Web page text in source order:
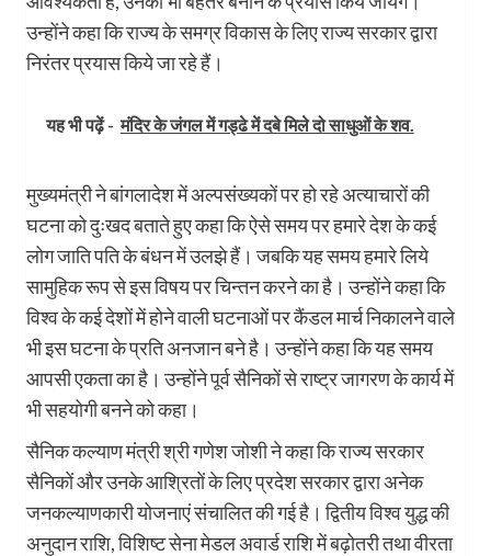
उन्होंने कहा कि राज्य के समग्र विकास के लिए राज्य सरकार द्वारा
निरंतर प्रयास किये जा रहे हैं।
यह भी पढ़ें - मंदिर के जंगल में गड्ढे में दबे मिले दो साधुओं के शव.
मुख्यमंत्री ने बांगलादेश में अल्पसंख्यकों पर हो रहे अत्याचारों की
घटना को दुःखद बताते हुए कहा कि ऐसे समय पर हमारे देश के कई
लोग जाति पति के बंधन में उलझे हैं। जबकि यह समय हमारे लिये
सामुहिक रूप से इस विषय पर चिन्तन करने का है। उन्होंने कहा कि
विश्व के कई देशों में होने वाली घटनाओं पर कैंडल मार्च निकालने वाले
भी इस घटना के प्रति अनजान बने है। उन्होंने कहा कि यह समय
आपसी एकता का है। उन्होंने पूर्व सैनिकों से राष्ट्र जागरण के कार्य में
भी सहयोगी बनने को कहा।
सैनिक कल्याण मंत्री श्री गणेश जोशी ने कहा कि राज्य सरकार
सैनिकों और उनके आश्रितों के लिए प्रदेश सरकार द्वारा अनेक
जनकल्याणकारी योजनाएं संचालित की गई है। द्वितीय विश्व युद्ध की
अनुदान राशि, विशिष्ट सेना मेडल अवार्ड राशि में बढ़ोतरी तथा वीरता